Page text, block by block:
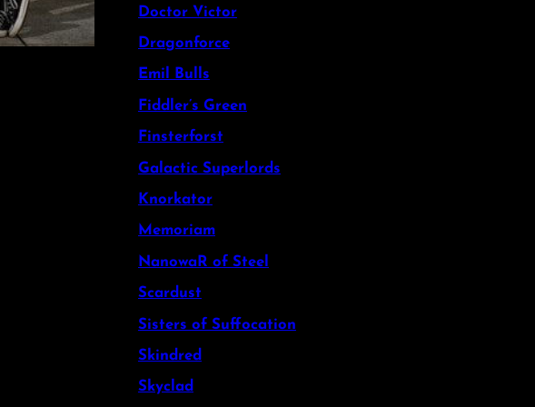
Doctor Victor
Dragonforce
Emil Bulls
Fiddler’s Green
Finsterforst
Galactic Superlords
Knorkator
Memoriam
NanowaR of Steel
Scardust
Sisters of Suffocation
Skindred
Skyclad